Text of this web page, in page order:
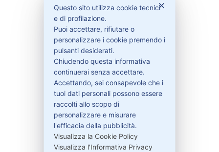
Privacy Policy
Condizioni di vendita
Spedizioni e recesso
Bisogno di aiuto?
Contattaci
Garanzie
✕
Questo sito utilizza cookie tecnici
e di profilazione.
Puoi accettare, rifiutare o
personalizzare i cookie premendo i
pulsanti desiderati.
Chiudendo questa informativa
continuerai senza accettare.
Accettando, sei consapevole che i
tuoi dati personali possono essere
raccolti allo scopo di
personalizzare e misurare
l'efficacia della pubblicità.
Visualizza la Cookie Policy
Visualizza l'Informativa Privacy